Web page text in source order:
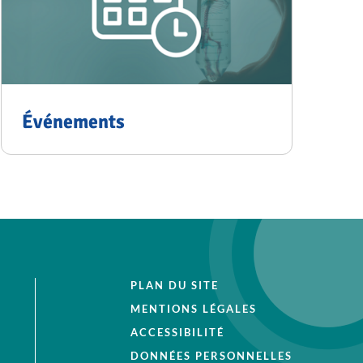
Événements
PLAN DU SITE
MENTIONS LÉGALES
ACCESSIBILITÉ
DONNÉES PERSONNELLES